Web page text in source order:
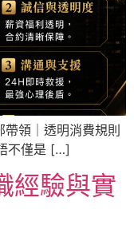
領｜透明消費規則
不僅是 […]
經驗與實